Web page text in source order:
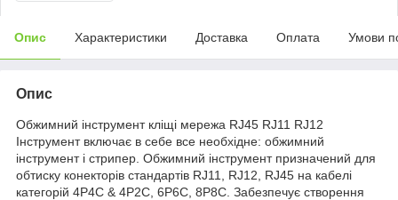
Опис Характеристики Доставка Оплата Умови
Опис
Обжимний інструмент кліщі мережа RJ45 RJ11 RJ12
Інструмент включає в себе все необхідне: обжимний
інструмент і стрипер. Обжимний інструмент призначений для
обтиску конекторів стандартів RJ11, RJ12, RJ45 на кабелі
категорій 4P4C & 4P2C, 6P6C, 8P8C. Забезпечує створення